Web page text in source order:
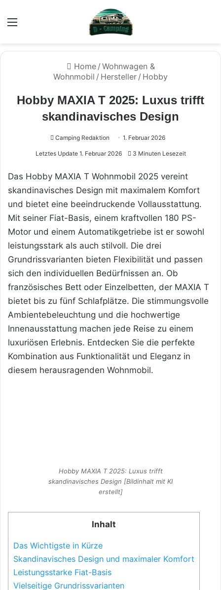
Home / Wohnwagen &
Wohnmobil / Hersteller / Hobby
Hobby MAXIA T 2025: Luxus trifft
skandinavisches Design
Camping Redaktion 1. Februar 2026
Letztes Update 1. Februar 2026 3 Minuten Lesezeit
Das Hobby MAXIA T Wohnmobil 2025 vereint
skandinavisches Design mit maximalem Komfort
und bietet eine beeindruckende Vollausstattung.
Mit seiner Fiat-Basis, einem kraftvollen 180 PS-
Motor und einem Automatikgetriebe ist er sowohl
leistungsstark als auch stilvoll. Die drei
Grundrissvarianten bieten Flexibilität und passen
sich den individuellen Bedürfnissen an. Ob
französisches Bett oder Einzelbetten, der MAXIA T
bietet bis zu fünf Schlafplätze. Die stimmungsvolle
Ambientebeleuchtung und die hochwertige
Innenausstattung machen jede Reise zu einem
luxuriösen Erlebnis. Entdecken Sie die perfekte
Kombination aus Funktionalität und Eleganz in
diesem herausragenden Wohnmobil.
Hobby MAXIA T 2025: Luxus trifft
skandinavisches Design [Bildinhalt mit KI
erstellt]
Inhalt
Das Wichtigste in Kürze
Skandinavisches Design und maximaler Komfort
Leistungsstarke Fiat-Basis
Vielseitige Grundrissvarianten